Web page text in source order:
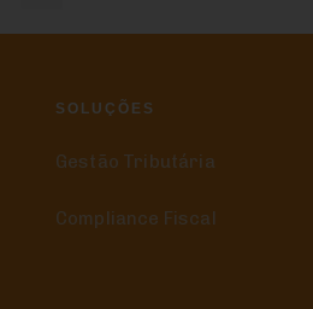
SOLUÇÕES
Gestão Tributária
Compliance Fiscal